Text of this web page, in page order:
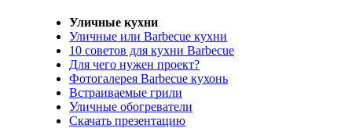
Уличные кухни
Уличные или Barbecue кухни
10 советов для кухни Barbecue
Для чего нужен проект?
Фотогалерея Barbecue кухонь
Встраиваемые грили
Уличные обогреватели
Скачать презентацию